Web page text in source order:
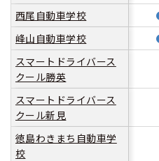
西尾自動車学校
峰山自動車学校
スマートドライバース
クール勝英
スマートドライバース
クール新見
徳島わきまち自動車学
校